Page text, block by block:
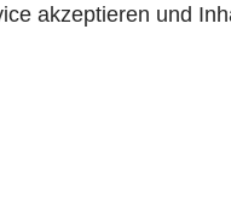
akzeptieren und